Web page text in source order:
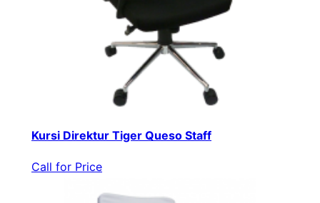
Kursi Direktur Tiger Queso Staff
Call for Price